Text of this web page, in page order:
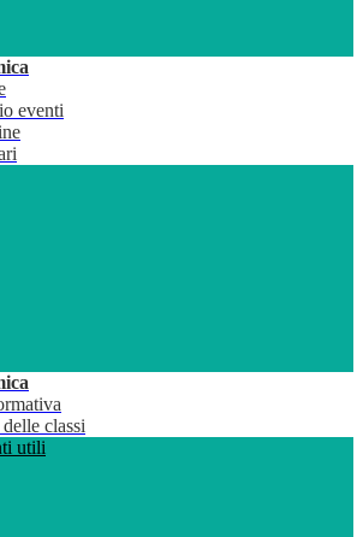
eventi
classi
utili